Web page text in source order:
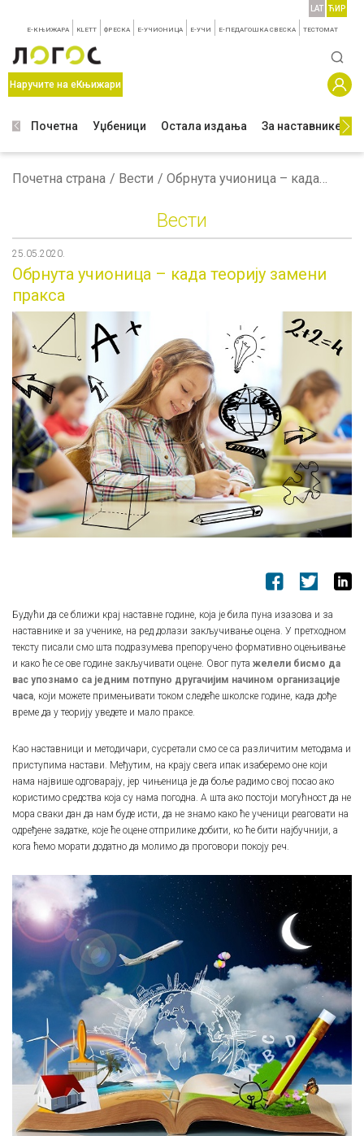
E-КЊИЖАРА KLETT ФРЕСКА E-УЧИОНИЦА E-УЧИ Е-ПЕДАГОШКА СВЕСКА TЕСТОМАТ
LAT ЋИР
Наручите на еКњижари
Почетна Уџбеници Остала издања За наставнике
Почетна страна Вести Обрнута учионица – када теорију замени пракса
Вести
25.05.2020.
Обрнута учионица – када теорију замени
пракса
Будући да се ближи крај наставне године, која је била пуна изазова и за
наставнике и за ученике, на ред долази закључивање оцена. У претходном
тексту писали смо шта подразумева препоручено формативно оцењивање
и како ће се ове године закључивати оцене. Овог пута желели бисмо да
вас упознамо са једним потпуно другачијим начином организације
часа, који можете примењивати током следеће школске године, када дође
време да у теорију уведете и мало праксе.
Као наставници и методичари, сусретали смо се са различитим методама и
приступима настави. Међутим, на крају свега ипак изаберемо оне који
нама највише одговарају, јер чињеница је да боље радимо свој посао ако
користимо средства која су нама погодна. А шта ако постоји могућност да не
мора сваки дан да нам буде исти, да не знамо како ће ученици реаговати на
одређене задатке, које ће оцене отприлике добити, ко ће бити најбучнији, а
кога ћемо морати додатно да молимо да проговори покоју реч.